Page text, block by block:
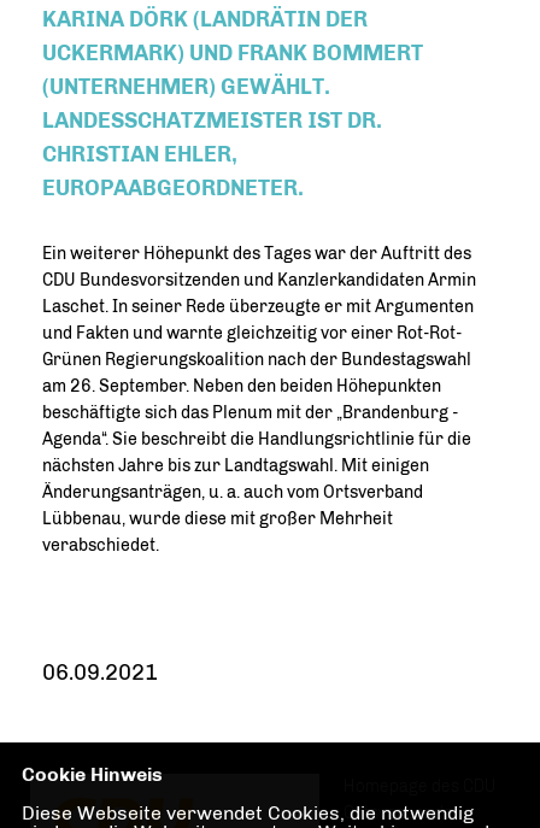
KARINA DÖRK (LANDRÄTIN DER
UCKERMARK) UND FRANK BOMMERT
(UNTERNEHMER) GEWÄHLT.
LANDESSCHATZMEISTER IST DR.
CHRISTIAN EHLER,
EUROPAABGEORDNETER.
Ein weiterer Höhepunkt des Tages war der Auftritt des
CDU Bundesvorsitzenden und Kanzlerkandidaten Armin
Laschet. In seiner Rede überzeugte er mit Argumenten
und Fakten und warnte gleichzeitig vor einer Rot-Rot-
Grünen Regierungskoalition nach der Bundestagswahl
am 26. September. Neben den beiden Höhepunkten
beschäftigte sich das Plenum mit der „Brandenburg -
Agenda“. Sie beschreibt die Handlungsrichtlinie für die
nächsten Jahre bis zur Landtagswahl. Mit einigen
Änderungsanträgen, u. a. auch vom Ortsverband
Lübbenau, wurde diese mit großer Mehrheit
verabschiedet.
06.09.2021
Ortsverbandes
Cookie Hinweis
Diese Webseite verwendet Cookies, die notwendig